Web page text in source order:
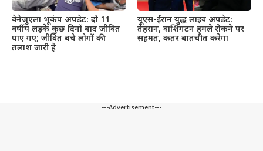
वेनेजुएला भूकंप अपडेट: दो 11
वर्षीय लड़के कुछ दिनों बाद जीवित
पाए गए; जीवित बचे लोगों की
तलाश जारी है
यूएस-ईरान युद्ध लाइव अपडेट:
तेहरान, वाशिंगटन हमले रोकने पर
सहमत, कतर बातचीत करेगा
---Advertisement---